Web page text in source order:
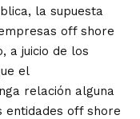
la supuesta
off shore
a juicio de los
el
relación alguna
entidades off shore